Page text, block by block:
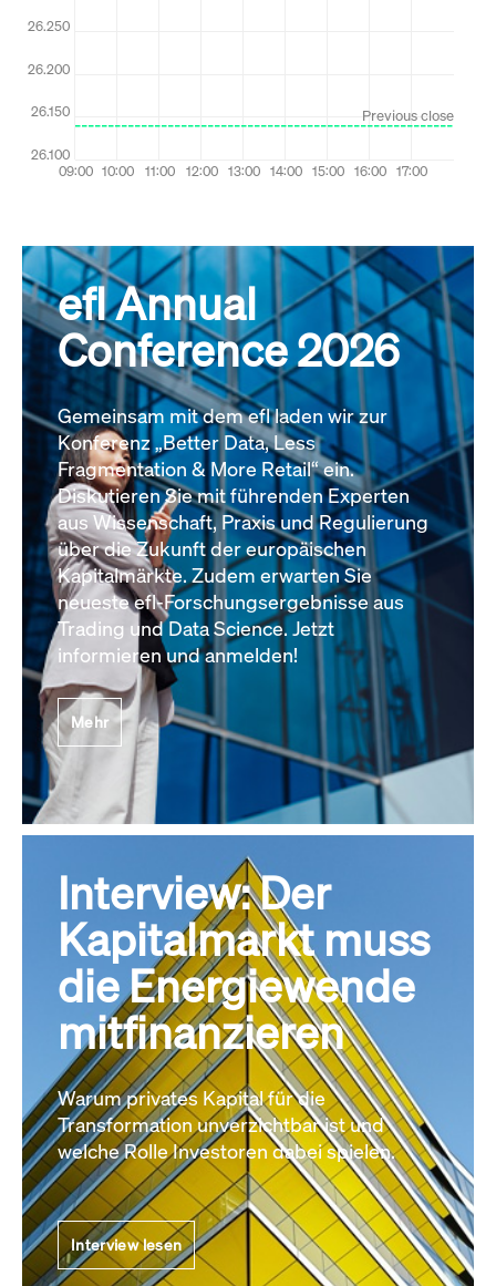
Alle News
efl Annual
Conference 2026
Gemeinsam mit dem efl laden wir zur
Konferenz „Better Data, Less
Fragmentation & More Retail“ ein.
Diskutieren Sie mit führenden Experten
aus Wissenschaft, Praxis und Regulierung
über die Zukunft der europäischen
Kapitalmärkte. Zudem erwarten Sie
neueste efl-Forschungsergebnisse aus
Trading und Data Science. Jetzt
informieren und anmelden!
Mehr
Interview: Der
Kapitalmarkt muss
die Energiewende
mitfinanzieren
Warum privates Kapital für die
Transformation unverzichtbar ist und
welche Rolle Investoren dabei spielen.
Interview lesen